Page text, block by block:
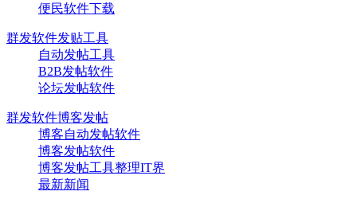
便民软件下载
群发软件发贴工具
自动发帖工具
B2B发帖软件
论坛发帖软件
群发软件博客发帖
博客自动发帖软件
博客发帖软件
博客发帖工具整理IT界
最新新闻